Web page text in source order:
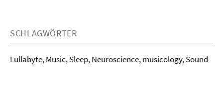
SCHLAGWÖRTER
Lullabyte, Music, Sleep, Neuroscience, musicology, Sound